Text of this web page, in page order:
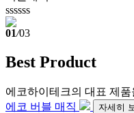
ssssss
01/03
Best Product
에코하이테크의 대표 제
에코 버블 매직
자세히